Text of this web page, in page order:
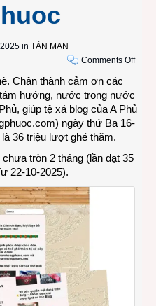
in TẢN MẠN
Comments Offon
cảm
Chân thành cảm ơn các
hướng, nước trong nước
giúp tệ xá blog của A Phủ
ngày thứ Ba 16-
36 triệu lượt ghé thăm.
tròn 2 tháng (lần đạt 35
22-10-2025).